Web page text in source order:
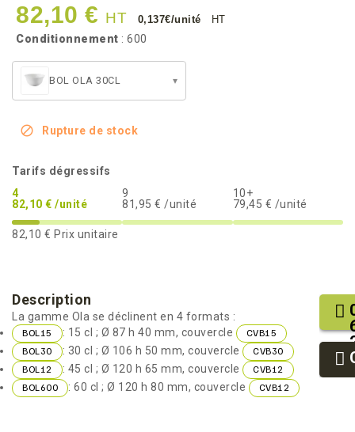
82,10 € HT 0,137€/unité HT
Conditionnement : 600
BOL OLA 30CL ▾
 Rupture de stock
Tarifs dégressifs
4
82,10 € /unité
9
81,95 € /unité
10+
79,45 € /unité
82,10 € Prix unitaire
Description
La gamme Ola se déclinent en 4 formats :
BOL15 : 15 cl ; Ø 87 h 40 mm, couvercle
CVB15
BOL30
: 30 cl ; Ø 106 h 50 mm, couvercle
CVB30
BOL12
: 45 cl ; Ø 120 h 65 mm, couvercle
CVB12
BOL600
: 60 cl ; Ø 120 h 80 mm, couvercle CVB12